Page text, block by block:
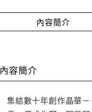
內容簡介
內容簡介
集結數十年創作晶華